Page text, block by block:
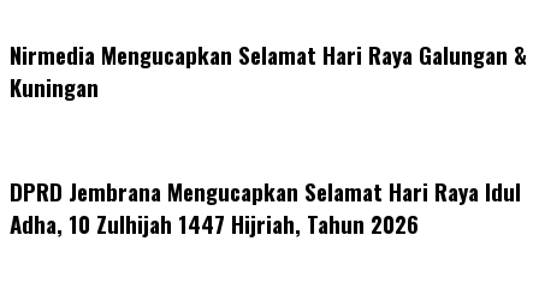
Nirmedia Mengucapkan Selamat Hari Raya Galungan &
Kuningan
DPRD Jembrana Mengucapkan Selamat Hari Raya Idul
Adha, 10 Zulhijah 1447 Hijriah, Tahun 2026